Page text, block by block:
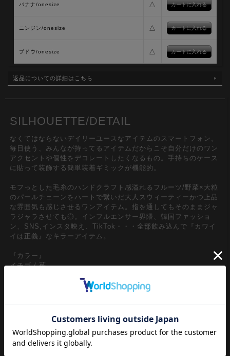
バナナ/onesize △
ニンジン/onesize △
ブドウ/onesize △
返品についての詳細はこちら
SILHOUETTE/DETAIL
なくてはならないデイリーユースなアイテムのスマートフォン。
毎日使う、みんなが持ってるアイテムだからこそ自分だけのワン
アクセントや個性をデコレートしたくなるもの。手持ちのケース
に貼って装飾する簡単装着ギミックが機能的。
モフっとした毛糸のハンドクラフト感溢れるフルーツ/野菜×大粒
のパールチェーンをハートで繋いだ大人スウィーティーかつ上品
な雰囲気も感じさせるワンアイテム。指を通してもそのままジャ
ラジャラさせても◎。インフルエンサー界隈、韓国ファッショ
ン、SNS,インスタ映え、TikTok・・・全部飲み込んで『カワイ
イは正義』なキラーアイテム。
『カラー』
イチゴ / 苺
ブドウ＆ナスビ / 葡萄
【an meets zakka】
ankoROCK meets ZAKKA・・・